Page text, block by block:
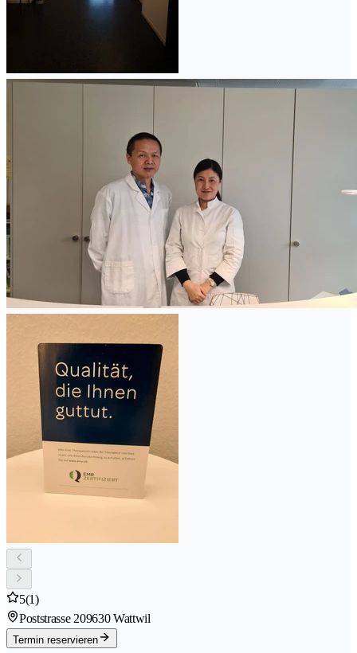
5(1)
Poststrasse 209630 Wattwil
Termin reservieren